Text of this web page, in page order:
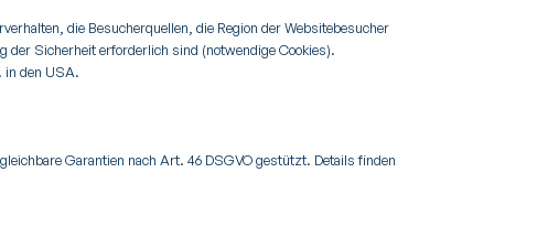
die Besucherquellen, die Region der Websitebesucher
der Sicherheit erforderlich sind (notwendige Cookies).
in den USA.
Garantien nach Art. 46 DSGVO gestützt. Details finden